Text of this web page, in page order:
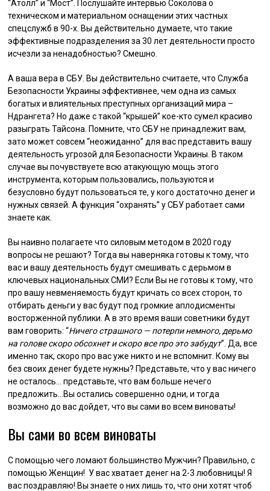
“Атолл” и “Мост”. Послушайте интервью Соколова о
техническом и материальном оснащении этих частных
спецслужб в 90-х. Вы действительно думаете, что такие
эффективные подразделения за 30 лет деятельности просто
исчезли за ненадобностью? Смешно.
А ваша вера в СБУ. Вы действительно считаете, что Служба
Безопасности Украины эффективнее, чем одна из самых
богатых и влиятельных преступных организаций мира –
Ндрангета? Но даже с такой “крышей” кое-кто сумел красиво
разыграть Тайсона. Помните, что СБУ не принадлежит вам,
зато может совсем “неожиданно” для вас представить вашу
деятельность угрозой для Безопасности Украины. В таком
случае вы почувствуете всю атакующую мощь этого
инструмента, которым пользовались, пользуются и
безусловно будут пользоваться те, у кого достаточно денег и
нужных связей. А функция “охранять” у СБУ работает сами
знаете как.
Вы наивно полагаете что силовым методом в 2020 году
вопросы не решают? Тогда вы наверняка готовы к тому, что
вас и вашу деятельность будут смешивать с дерьмом в
ключевых национальных СМИ? Если Вы не готовы к тому, что
про вашу невменяемость будут кричать со всех сторон, то
отбирать деньги у вас будут под громкие аплодисменты
восторженной публики. А в это время ваши советники будут
вам говорить: “Ничего страшного — потерпи немного, дерьмо
на голове скоро обсохнет и скоро все про это забудут”. Да, все
именно так, скоро про вас уже никто и не вспомнит. Кому вы
без своих денег будете нужны? Представьте, что у вас ничего
не осталось… представьте, что вам больше нечего
предложить…Вы остались совершенно одни, и тогда
возможно до вас дойдет, что вы сами во всем виноваты!
Вы сами во всем виноваты
С помощью чего ломают большинство Мужчин? Правильно, с
помощью Женщин! У вас хватает денег на 2-3 любовницы! Я
вас поздравляю! Вы знаете о них лишь то, что они хотят чтоб